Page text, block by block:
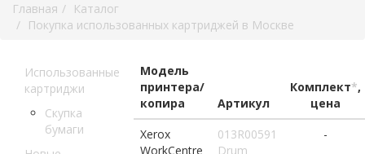
Главная
Каталог
Покупка использованных картриджей в Москве
Использованные
картриджи
Скупка
бумаги
Модель
принтера/
копира
Артикул
Комплект*,
цена
Xerox
WorkCentre
013R00591
Drum
-